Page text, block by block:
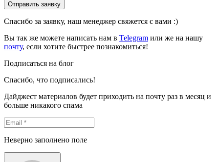
Отправить заявку
Спасибо за заявку, наш менеджер свяжется с вами :)
Вы так же можете написать нам в Telegram или же на нашу
почту, если хотите быстрее познакомиться!
Подписаться на блог
Спасибо, что подписались!
Дайджест материалов будет приходить на почту раз в месяц и
больше никакого спама
Неверно заполнено поле